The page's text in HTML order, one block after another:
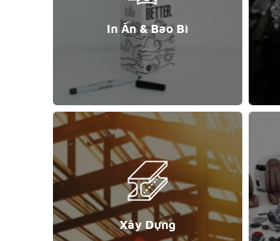
In Ấn & Bao Bì
Xây Dựng